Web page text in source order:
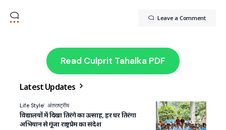
Leave a Comment
Read Culprit Tahalka PDF
Latest Updates
Life Style अंतराष्ट्रीय
विद्यालयों में दिखा तिरंगे का उत्साह, हर घर तिरंगा
अभियान से गूंजा राष्ट्रप्रेम का संदेश